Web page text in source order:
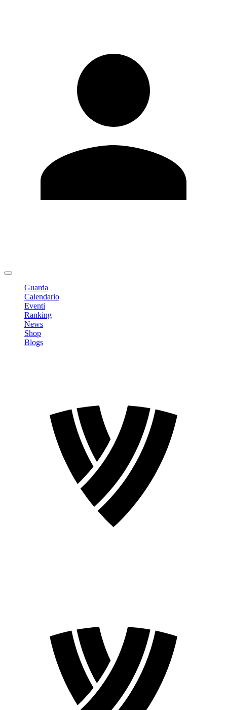
Guarda
Calendario
Eventi
Ranking
News
Shop
Blogs